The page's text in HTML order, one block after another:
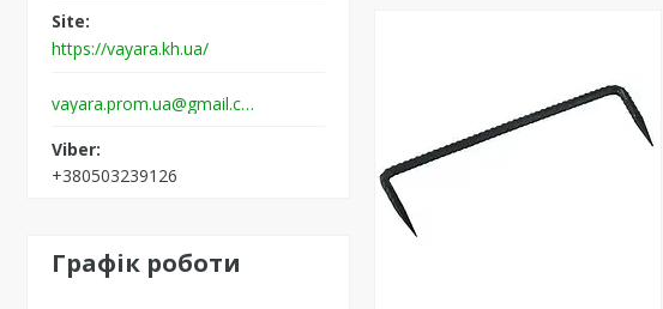
https://vayara.kh.ua/
vayara.prom.ua@gmail.com
+380503239126
Графік роботи